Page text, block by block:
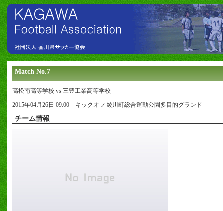
Match No.7
高松南高等学校 vs 三豊工業高等学校
2015年04月26日 09:00 キックオフ 綾川町総合運動公園多目的グランド
チーム情報